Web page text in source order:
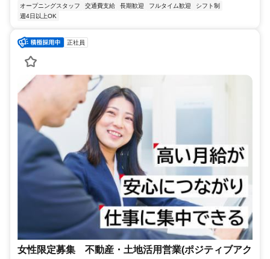
オープニングスタッフ
交通費支給 長期歓迎 フルタイム歓迎
シフト制
週4日以上OK
正社員
女性限定募集 不動産・土地活用営業(ポジティブアク